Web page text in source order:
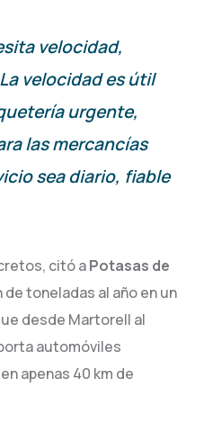
velocidad,
velocidad es útil
urgente,
las mercancías
sea diario, fiable
citó aPotasas de
de toneladas al año en un
desde Martorell al
automóviles
apenas 40 km de